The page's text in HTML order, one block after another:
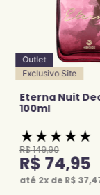
Outlet
Exclusivo Site
Eterna Nuit
100ml
★★★★★
R$149,90
R$ 74,95
até 2x de R$ 37,